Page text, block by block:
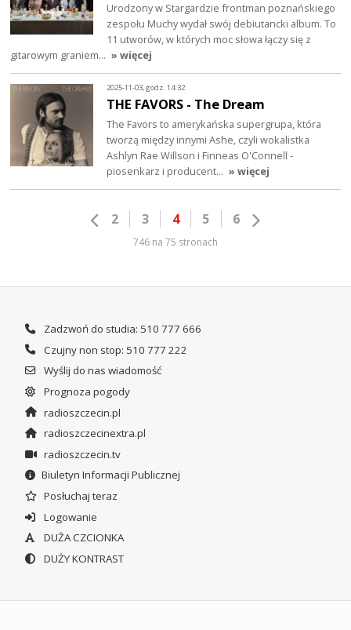
Urodzony w Stargardzie frontman poznańskiego
zespołu Muchy wydał swój debiutancki album. To
11 utworów, w których moc słowa łączy się z
gitarowym graniem… » więcej
2025-11-03, godz. 14:32
THE FAVORS - The Dream
The Favors to amerykańska supergrupa, która
tworzą między innymi Ashe, czyli wokalistka
Ashlyn Rae Willson i Finneas O'Connell -
piosenkarz i producent… » więcej
2 3 4 5 6
746 na 75 stronach
Zadzwoń do studia: 510 777 666
Czujny non stop: 510 777 222
Wyślij do nas wiadomość
Prognoza pogody
radioszczecin.pl
radioszczecinextra.pl
radioszczecin.tv
Biuletyn Informacji Publicznej
Posłuchaj teraz
Logowanie
DUŻA CZCIONKA
DUŻY KONTRAST